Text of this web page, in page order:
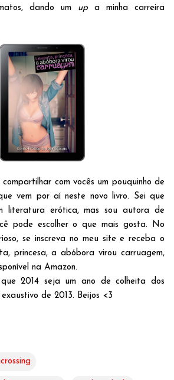
dando um upa minha carreira
com vocês um pouquinho de
vem por aí neste novo livro. Sei que
literatura erótica, mas sou autora de
pode escolher o que mais gosta. No
se inscreva no meu site e receba o
princesa, a abóbora virou carruagem,
na Amazon.
2014 seja um ano de colheita dos
de 2013. Beijos <3